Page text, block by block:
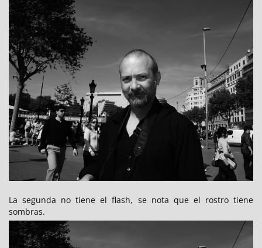
La segunda no tiene el flash, se nota que el rostro tiene
sombras.